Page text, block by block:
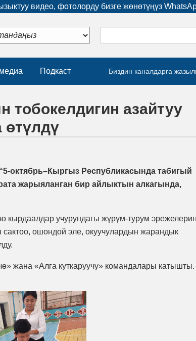
видео, фотолорду бизге жөнөтүңүз
Подкаст Биздин каналдарга
тобокелдигин азайтуу
өтүлдү
октябрь–Кыргыз Республикасында табигый
жарыяланган бир айлыктын алкагында,
кырдаалдар учурундагы жүрүм-турум
сактоо, ошондой эле, окуучулардын жарандык
жана «Алга куткаруучу» командалары катышты.